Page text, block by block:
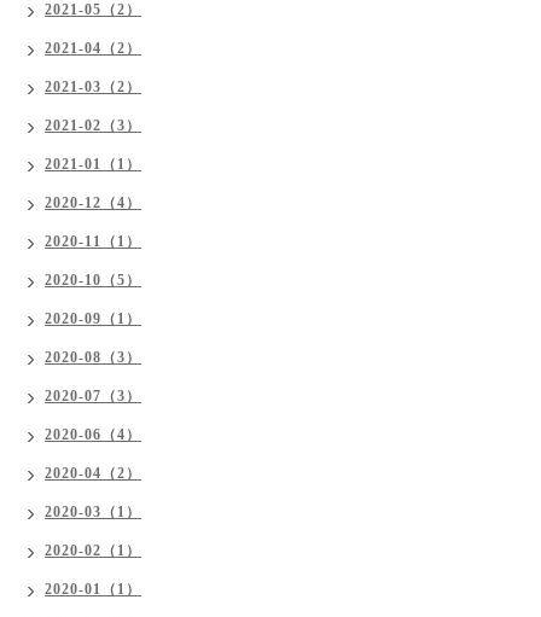
2021-05（2）
2021-04（2）
2021-03（2）
2021-02（3）
2021-01（1）
2020-12（4）
2020-11（1）
2020-10（5）
2020-09（1）
2020-08（3）
2020-07（3）
2020-06（4）
2020-04（2）
2020-03（1）
2020-02（1）
2020-01（1）